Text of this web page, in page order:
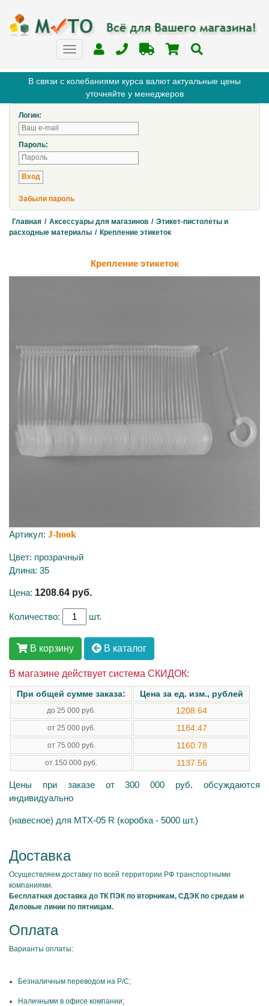
В связи с колебаниями курса валют актуальные цены
уточняйте у менеджеров
Логин:
Пароль:
Забыли пароль
Главная / Аксессуары для магазинов / Этикет-пистолеты и
расходные материалы / Крепление этикеток
Крепление этикеток
Артикул: J-hook
Цвет: прозрачный
Длина: 35
Цена: 1208.64 руб.
Количество: шт.
В корзину В каталог
В магазине действует система СКИДОК:
При общей сумме заказа: Цена за ед. изм., рублей
до 25 000 руб. 1208.64
от 25 000 руб. 1184.47
от 75 000 руб. 1160.78
от 150 000 руб. 1137.56
Цены при заказе от 300 000 руб. обсуждаются
индивидуально
(навесное) для MTX-05 R (коробка - 5000 шт.)
Доставка
Осуществляем доставку по всей территории РФ транспортными
компаниями.
Бесплатная доставка до ТК ПЭК по вторникам, СДЭК по средам и
Деловые линии по пятницам.
Оплата
Варианты оплаты:
Безналичным переводом на Р/С;
Наличными в офисе компании;